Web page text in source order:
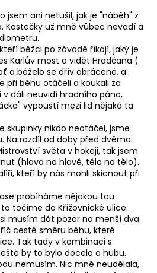
jsem ani netušil, jak je "náběh" z
Kostečky už mně vůbec nevadí a
běžci po závodě říkají, jaký je
Karlův most a vidět Hradčana (
a běželo se dřív obráceně, a
při běhu otáčeli a koukali za
v dáli neuvidí hradního pána,
vypouští mezi lid nějaká ta
skupinky nikdo neotáčel, jsme
Na rozdíl od doby před dvěma
světa v hokeji, tak jsem
(hlava na hlavě, tělo na tělo).
kteří by nás mohli skicnout při
probíháme nějakou tou
točíme do Křížovnické ulice.
musím dát pozor na menší dva
cestě směru běhu, které
Tak tady v kombinaci s
by to bylo docela o hubu.
nemusím. Nic mně neudělala,